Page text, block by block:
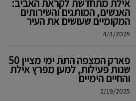
אילת מתחדשת לקראת האביב:
האנשים, המותגים והשירותים
המקומיים שעושים את העיר
4/4/2025
פארק המצפה התת ימי מציין 50
שנות פעילות, למען מפרץ אילת
והחיים הימיים
2/19/2025